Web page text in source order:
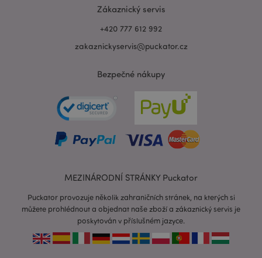
Zákaznický servis
+420 777 612 992
zakaznickyservis@puckator.cz
Bezpečné nákupy
MEZINÁRODNÍ STRÁNKY Puckator
Puckator provozuje několik zahraničních stránek, na kterých si
můžete prohlédnout a objednat naše zboží a zákaznický servis je
poskytován v příslušném jazyce.
recently_viewed_product_previous
Adobe Inc.
www.puckator.cz
recently_compared_product_previous
Adobe Inc.
www.puckator.cz